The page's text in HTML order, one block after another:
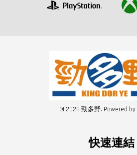
© 2026 勁多野. Powered by
快速連結